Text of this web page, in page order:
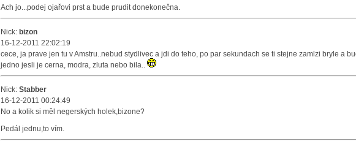
Ach jo...podej ojařovi prst a bude prudit donekonečna.
Nick: bizon
16-12-2011 22:02:19
cece, ja prave jen tu v Amstru..nebud stydlivec a jdi do teho, po par sekundach se ti stejne zamlzi bryle a
jedno jesli je cerna, modra, zluta nebo bila..
Nick: Stabber
16-12-2011 00:24:49
No a kolik si měl negerských holek,bizone?
Pedál jednu,to vím.